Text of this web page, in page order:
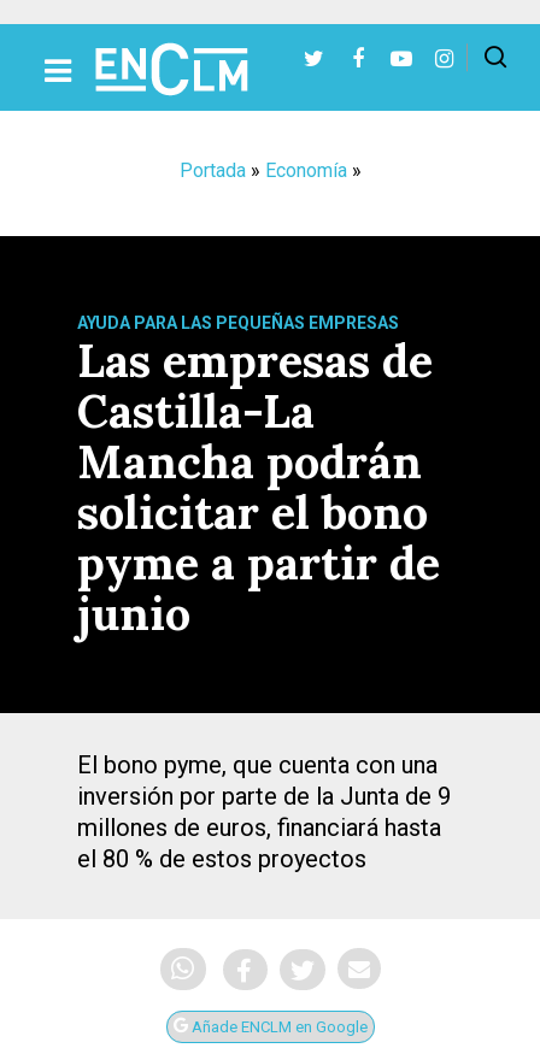
Portada» Economía»
AYUDA PARA LAS PEQUEÑAS EMPRESAS
Las empresas de
Castilla-La
Mancha podrán
solicitar el bono
pyme a partir de
junio
El bono pyme, que cuenta con una
inversión por parte de la Junta de 9
millones de euros, financiará hasta
el 80 % de estos proyectos
Añade ENCLM en Google